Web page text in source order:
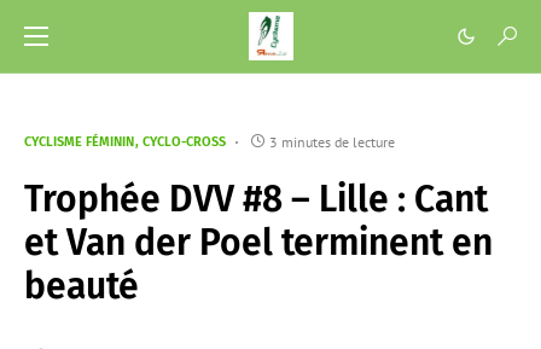
CYCLISME FÉMININ CYCLO-CROSS 3 minutes de lecture
Trophée DVV #8 – Lille : Cant
et Van der Poel terminent en
beauté